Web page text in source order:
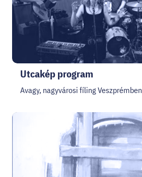
FacebookInstagramYouTubeTwitter
Utcakép program
Avagy, nagyvárosi fíling Veszprémben